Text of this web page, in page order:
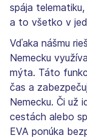
spája
a to všetko v
Vďaka nášmu
Nemecku
mýta. Táto
čas a
Nemecku. Či už
cestách alebo
EVA ponúka